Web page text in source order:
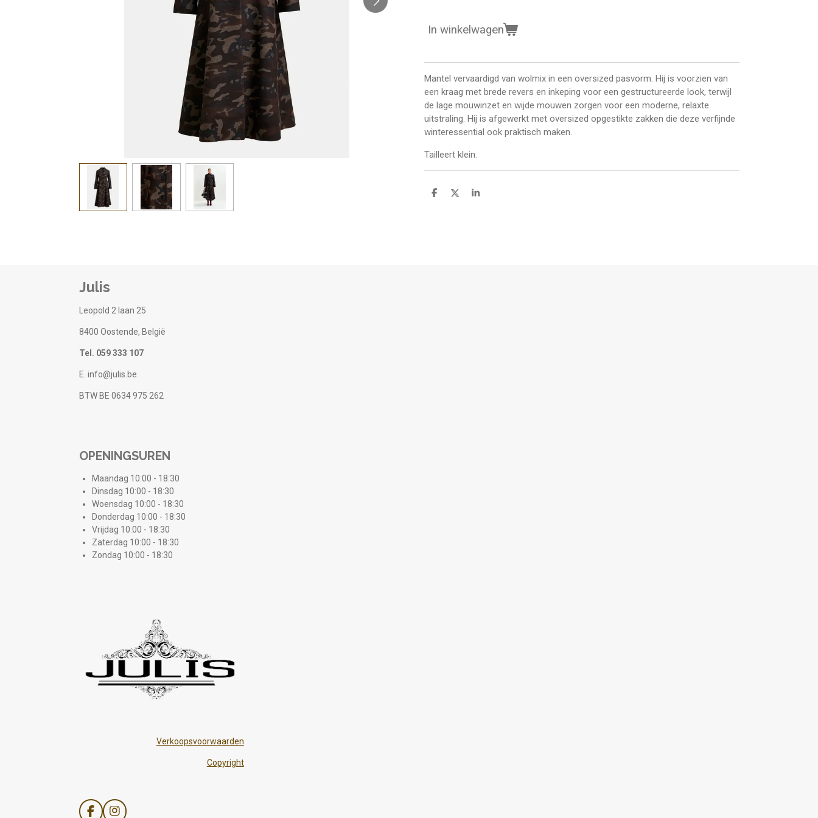
In winkelwagen
Mantel vervaardigd van wolmix in een oversized pasvorm. Hij is voorzien van
een kraag met brede revers en inkeping voor een gestructureerde look, terwijl
de lage mouwinzet en wijde mouwen zorgen voor een moderne, relaxte
uitstraling. Hij is afgewerkt met oversized opgestikte zakken die deze verfijnde
winteressential ook praktisch maken.
Tailleert klein.
D
D
S
Julis
Leopold 2 laan 25
8400 Oostende, België
Tel. 059 333 107
E. info@julis.be
BTW BE 0634 975 262
OPENINGSUREN
Maandag 10:00 - 18:30
Dinsdag 10:00 - 18:30
Woensdag 10:00 - 18:30
Donderdag 10:00 - 18:30
Vrijdag 10:00 - 18:30
Zaterdag 10:00 - 18:30
Zondag 10:00 - 18:30
Verkoopsvoorwaarden
Copyright